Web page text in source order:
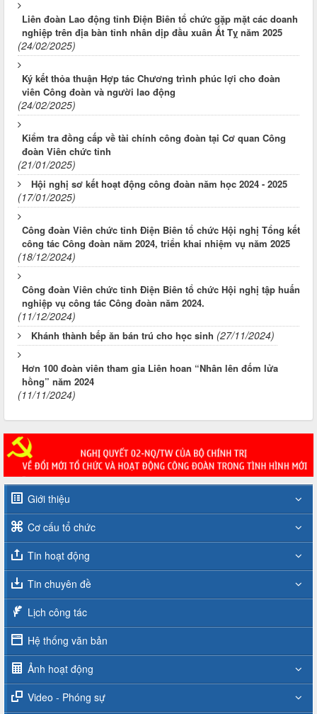
Liên đoàn Lao động tỉnh Điện Biên tổ chức gặp mặt các doanh
nghiệp trên địa bàn tỉnh nhân dịp đầu xuân Ất Tỵ năm 2025
(24/02/2025)
Ký kết thỏa thuận Hợp tác Chương trình phúc lợi cho đoàn
viên Công đoàn và người lao động
(24/02/2025)
Kiểm tra đồng cấp về tài chính công đoàn tại Cơ quan Công
đoàn Viên chức tỉnh
(21/01/2025)
Hội nghị sơ kết hoạt động công đoàn năm học 2024 - 2025
(17/01/2025)
Công đoàn Viên chức tỉnh Điện Biên tổ chức Hội nghị Tổng kết
công tác Công đoàn năm 2024, triển khai nhiệm vụ năm 2025
(18/12/2024)
Công đoàn Viên chức tỉnh Điện Biên tổ chức Hội nghị tập huấn
nghiệp vụ công tác Công đoàn năm 2024.
(11/12/2024)
Khánh thành bếp ăn bán trú cho học sinh (27/11/2024)
Hơn 100 đoàn viên tham gia Liên hoan “Nhân lên đốm lửa
hồng” năm 2024
(11/11/2024)
Giới thiệu
Cơ cấu tổ chức
Tin hoạt động
Tin chuyên đề
Lịch công tác
Hệ thống văn bản
Ảnh hoạt động
Video - Phóng sự